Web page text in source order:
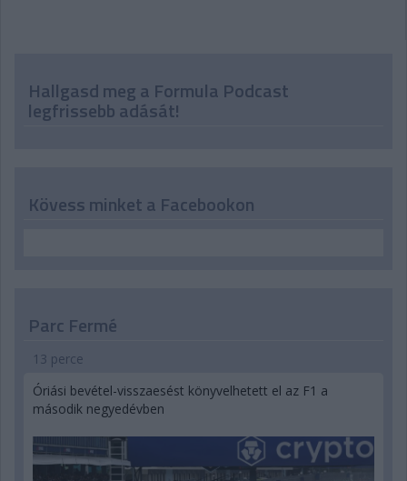
Hallgasd meg a Formula Podcast
legfrissebb adását!
Kövess minket a Facebookon
Parc Fermé
13 perce
Óriási bevétel-visszaesést könyvelhetett el az F1 a
második negyedévben